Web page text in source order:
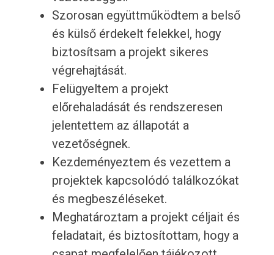
Szorosan együttműködtem a belső
és külső érdekelt felekkel, hogy
biztosítsam a projekt sikeres
végrehajtását.
Felügyeltem a projekt
előrehaladását és rendszeresen
jelentettem az állapotát a
vezetőségnek.
Kezdeményeztem és vezettem a
projektek kapcsolódó találkozókat
és megbeszéléseket.
Meghatároztam a projekt céljait és
feladatait, és biztosítottam, hogy a